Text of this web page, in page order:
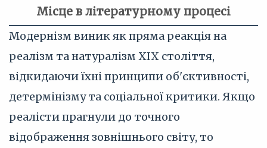
Місце в літературному процесі
Модернізм виник як пряма реакція на
реалізм та натуралізм XIX століття,
відкидаючи їхні принципи об'єктивності,
детермінізму та соціальної критики. Якщо
реалісти прагнули до точного
відображення зовнішнього світу, то